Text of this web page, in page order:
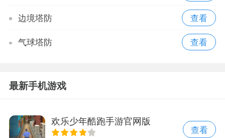
边境塔防
气球塔防
最新手机游戏
欢乐少年酷跑手游官网版
查看